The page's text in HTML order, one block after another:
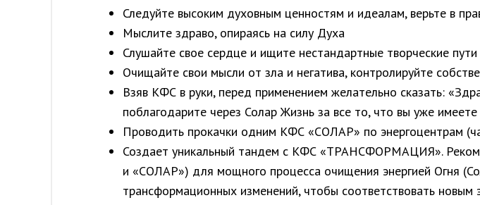
Следуйте высоким духовным ценностям и идеалам, верьте в
Мыслите здраво, опираясь на силу Духа
Слушайте свое сердце и ищите нестандартные творческие пути
Очищайте свои мысли от зла и негатива, контролируйте
Взяв КФС в руки, перед применением желательно сказать:
поблагодарите через Солар Жизнь за все то, что вы уже
Проводить прокачки одним КФС «СОЛАР» по энергоцентрам
Создает уникальный тандем с КФС «ТРАНСФОРМАЦИЯ».
и «СОЛАР») для мощного процесса очищения энергией Огня
трансформационных изменений, чтобы соответствовать